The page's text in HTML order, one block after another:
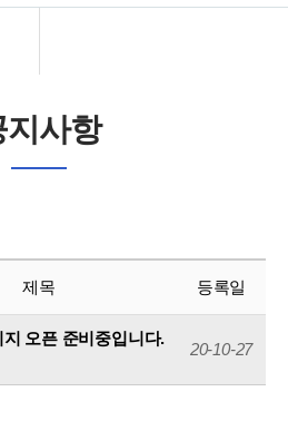
지사항
제목 등록일
오픈 준비중입니다.
20-10-27